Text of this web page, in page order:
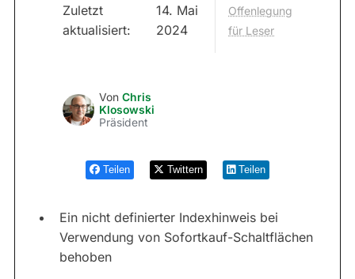
Zuletzt
aktualisiert:
14. Mai
2024
Offenlegung
für Leser
Von Chris
Klosowski
Präsident
Teilen Twittern Teilen
Ein nicht definierter Indexhinweis bei
Verwendung von Sofortkauf-Schaltflächen
behoben